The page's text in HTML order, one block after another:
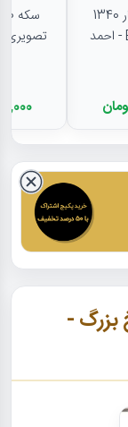
سکه 2000 دینار 1340
تصویری - EF40 - احمد
- 40 تاریخ بزرگ -